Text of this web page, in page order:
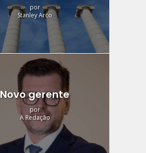
por
Stanley Arco
Novo gerente
por
A Redação